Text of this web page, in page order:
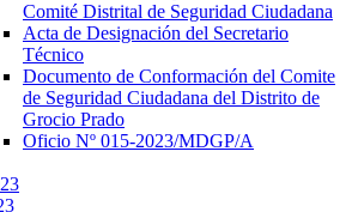
Comité Distrital de Seguridad Ciudadana
Acta de Designación del Secretario
Técnico
Documento de Conformación del Comite
de Seguridad Ciudadana del Distrito de
Grocio Prado
Oficio Nº 015-2023/MDGP/A